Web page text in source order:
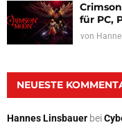
für PC,
von
NEUESTE
Hannes Linsbauer bei